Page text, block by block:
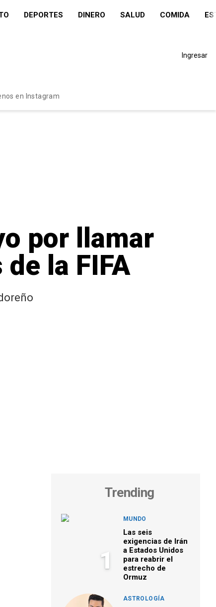
DEPORTES DINERO SALUD COMIDA
Ingresar
en Instagram
por llamar
la FIFA
Trending
1
MUNDO
Las seis
exigencias de Irán
a Estados Unidos
para reabrir el
estrecho de
Ormuz
ASTROLOGÍA